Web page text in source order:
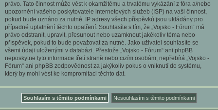
právo. Tato činnost může vést k okamžitému a trvalému vykázání z fóra a/nebo
upozornění vašeho poskytovatele internetových služeb (ISP) na vaši činnost,
pokud bude uznáno za nutné. IP adresy všech příspěvků jsou ukládány pro
případné uplatnění těchto opatření. Souhlasíte s tím, že „Vojsko - Fórum“ má
právo odstranit, upravit, přesunout nebo uzamknout jakékoliv téma nebo
příspěvek, pokud to bude považovat za nutné. Jako uživatel souhlasíte se
všemi údaji uloženými v databázi. Přestože „Vojsko - Fórum“ ani phpBB
neposkytne tyto informace třetí straně nebo cizím osobám, nepřebírá „Vojsko -
Fórum“ ani phpBB zodpovědnost za jakýkoliv pokus o vniknutí do systému,
který by mohl vést ke kompromitaci těchto dat.